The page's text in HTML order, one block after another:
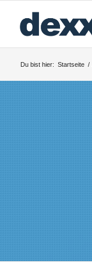
Du bist hier: Startseite /